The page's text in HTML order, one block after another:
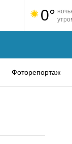
0°
Фоторепортаж